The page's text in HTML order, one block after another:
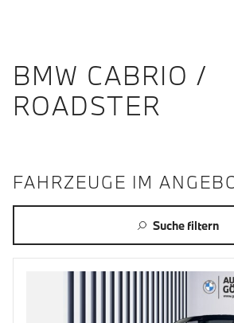
BMW CABRIO /
ROADSTER
FAHRZEUGE IM
Suche filtern